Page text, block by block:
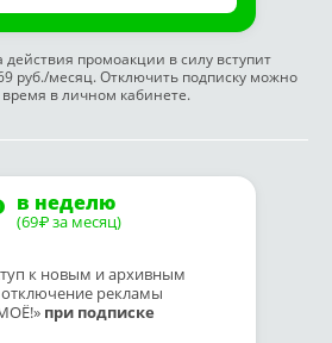
действия промоакции в силу вступит
руб./месяц. Отключить подписку можно
в личном кабинете.
в неделю
(69₽ за месяц)
к новым и архивным
рекламы
при подписке